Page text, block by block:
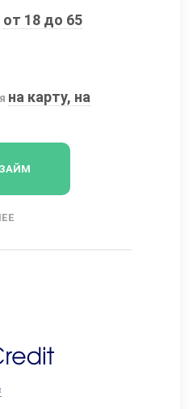
от 18 до 65
на карту, на